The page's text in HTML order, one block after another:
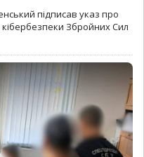
підписав указ про
Збройних Сил